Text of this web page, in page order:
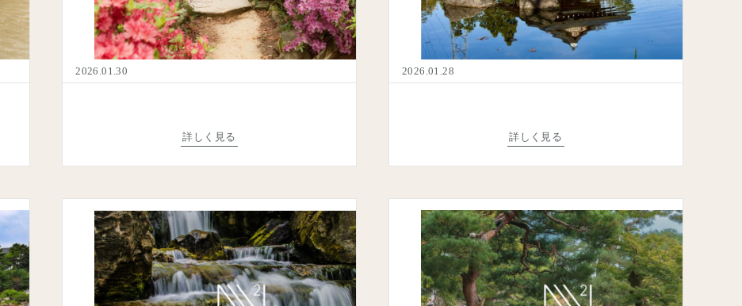
幹細胞療法
免疫細胞療法
N2クリニックとは
来院／オンライン相談のどちらにも対応しております。
予約フォームへ進む
2026.01.30
詳しく見る
2026.01.28
詳しく見る